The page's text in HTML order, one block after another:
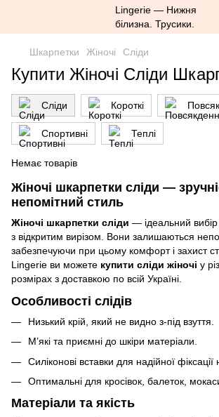
Шкарпетки Жіночі Сліди
Купити Жіночі Сліди
Сліди Короткі
Спортивні Теплі
Немає товарів
Жіночі шкарпетки сліди —
непомітний стиль
Жіночі шкарпетки сліди — ідеальний вибір
з відкритим вирізом. Вони залишаються
забезпечуючи при цьому комфорт і захист
Lingerie ви можете купити сліди жіночі у
розмірах з доставкою по всій Україні.
Особливості слідів
Низький крій, який не видно з-під взуття.
М’які та приємні до шкіри матеріали.
Силіконові вставки для надійної фіксації
Оптимальні для кросівок, балеток,
Матеріали та якість